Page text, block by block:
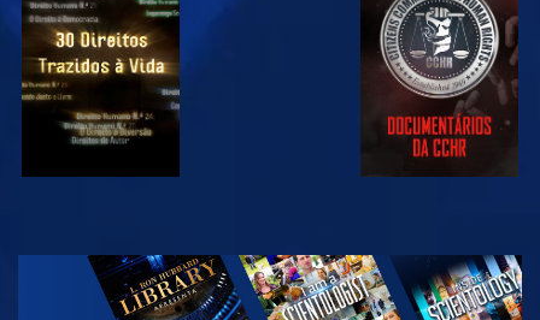
VER VER
VER
EXPLORAR A
SÉRIE